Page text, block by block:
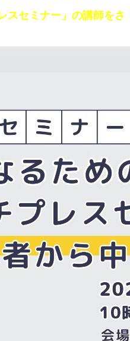
スセミナー」の講師をさ